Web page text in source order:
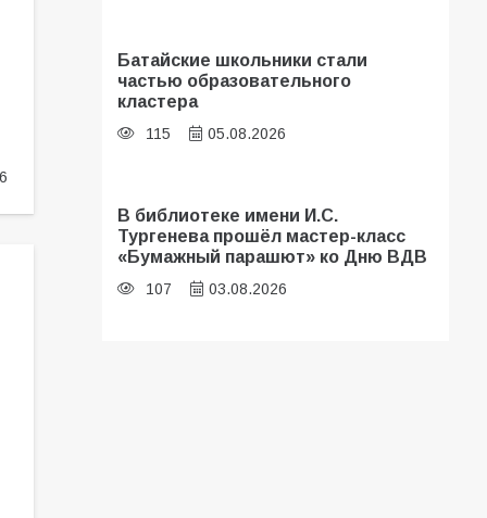
Батайские школьники стали
частью образовательного
кластера
115 05.08.2026
В библиотеке имени И.С.
Тургенева прошёл мастер-класс
«Бумажный парашют» ко Дню ВДВ
107 03.08.2026